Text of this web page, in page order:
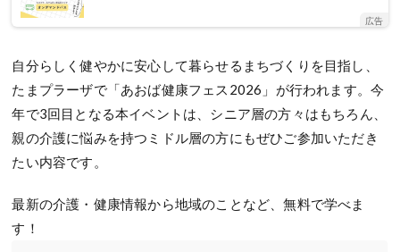
広告
自分らしく健やかに安心して暮らせるまちづくりを目指し、
たまプラーザで「あおば健康フェス2026」が行われます。今
年で3回目となる本イベントは、シニア層の方々はもちろん、
親の介護に悩みを持つミドル層の方にもぜひご参加いただき
たい内容です。
最新の介護・健康情報から地域のことなど、無料で学べま
す！